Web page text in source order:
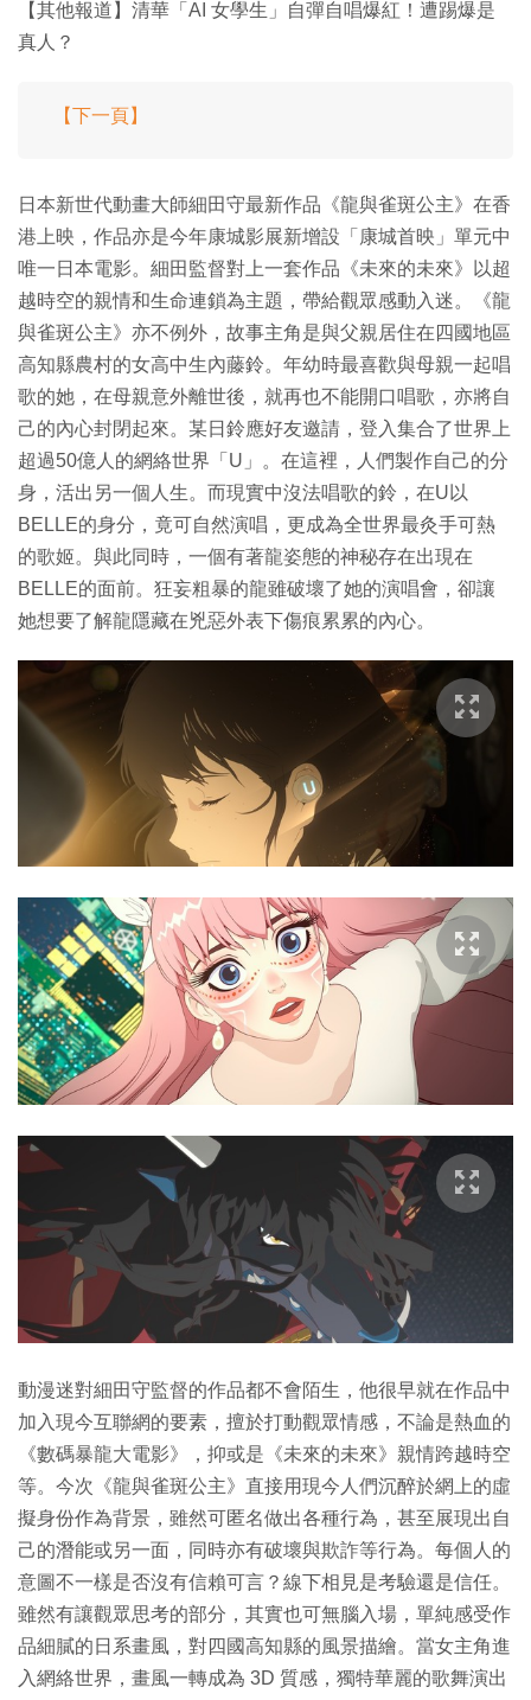
【其他報道】清華「AI 女學生」自彈自唱爆紅！遭踢爆是
真人？
【下一頁】
日本新世代動畫大師細田守最新作品《龍與雀斑公主》在香
港上映，作品亦是今年康城影展新增設「康城首映」單元中
唯一日本電影。細田監督對上一套作品《未來的未來》以超
越時空的親情和生命連鎖為主題，帶給觀眾感動入迷。《龍
與雀斑公主》亦不例外，故事主角是與父親居住在四國地區
高知縣農村的女高中生內藤鈴。年幼時最喜歡與母親一起唱
歌的她，在母親意外離世後，就再也不能開口唱歌，亦將自
己的內心封閉起來。某日鈴應好友邀請，登入集合了世界上
超過50億人的網絡世界「U」。在這裡，人們製作自己的分
身，活出另一個人生。而現實中沒法唱歌的鈴，在U以
BELLE的身分，竟可自然演唱，更成為全世界最灸手可熱
的歌姬。與此同時，一個有著龍姿態的神秘存在出現在
BELLE的面前。狂妄粗暴的龍雖破壞了她的演唱會，卻讓
她想要了解龍隱藏在兇惡外表下傷痕累累的內心。
動漫迷對細田守監督的作品都不會陌生，他很早就在作品中
加入現今互聯網的要素，擅於打動觀眾情感，不論是熱血的
《數碼暴龍大電影》，抑或是《未來的未來》親情跨越時空
等。今次《龍與雀斑公主》直接用現今人們沉醉於網上的虛
擬身份作為背景，雖然可匿名做出各種行為，甚至展現出自
己的潛能或另一面，同時亦有破壞與欺詐等行為。每個人的
意圖不一樣是否沒有信賴可言？線下相見是考驗還是信任。
雖然有讓觀眾思考的部分，其實也可無腦入場，單純感受作
品細膩的日系畫風，對四國高知縣的風景描繪。當女主角進
入網絡世界，畫風一轉成為 3D 質感，獨特華麗的歌舞演出